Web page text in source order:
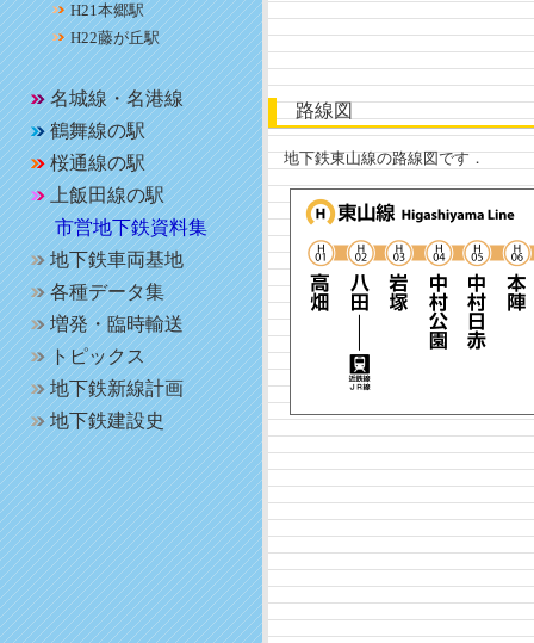
H21本郷駅
H22藤が丘駅
名城線・名港線
鶴舞線の駅
桜通線の駅
上飯田線の駅
市営地下鉄資料集
地下鉄車両基地
各種データ集
増発・臨時輸送
トピックス
地下鉄新線計画
地下鉄建設史
路線図
地下鉄東山線の路線図です．